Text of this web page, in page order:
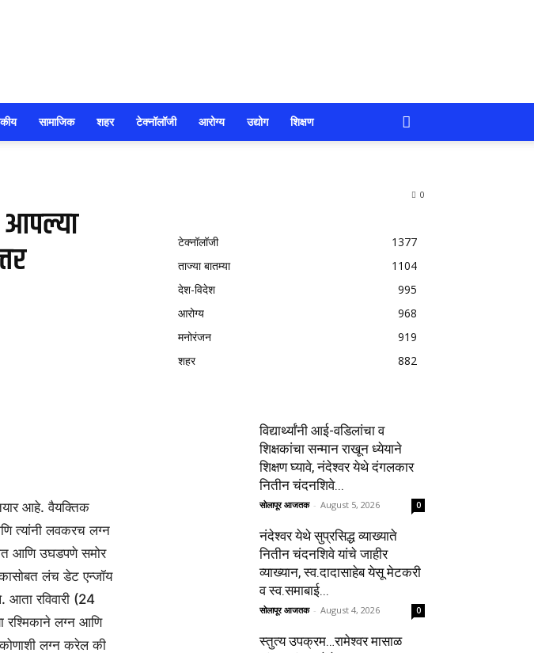
सोलापूर
सामाजिक शहर टेक्नॉलॉजी आरोग्य उद्योग शिक्षण
आपल्या
आहे. वैयक्तिक
त्यांनी लवकरच लग्न
आणि उघडपणे समोर
लंच डेट एन्जॉय
आता रविवारी (24
रश्मिकाने लग्न आणि
कोणाशी लग्न करेल की
0
टेक्नॉलॉजी
1377
ताज्या बातम्या
1104
देश-विदेश
995
आरोग्य
968
मनोरंजन
919
शहर
882
विद्यार्थ्यांनी आई-वडिलांचा व
शिक्षकांचा सन्मान राखून ध्येयाने
शिक्षण घ्यावे, नंदेश्वर येथे दंगलकार
नितीन चंदनशिवे...
सोलापूर आजतक - August 5, 2026 0
नंदेश्वर येथे सुप्रसिद्ध व्याख्याते
नितीन चंदनशिवे यांचे जाहीर
व्याख्यान, स्व.दादासाहेब येसू मेटकरी
व स्व.समाबाई...
सोलापूर आजतक - August 4, 2026 0
स्तुत्य उपक्रम…रामेश्वर मासाळ